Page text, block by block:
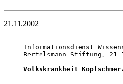
21.11.2002
Informationsdienst
Bertelsmann Stiftung,
Volkskrankheit